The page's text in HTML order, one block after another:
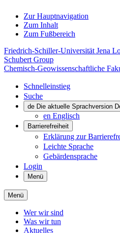
Zur Hauptnavigation
Zum Inhalt
Zum Fußbereich
Friedrich-Schiller-Universität Jena
Schubert Group
Chemisch-Geowissenschaftliche
Schnelleinstieg
Suche
de Die aktuelle Sprachversion
en Englisch
Barrierefreiheit
Erklärung zur
Leichte Sprache
Gebärdensprache
Login
Menü
Menü
Wer wir sind
Was wir tun
Aktuelles